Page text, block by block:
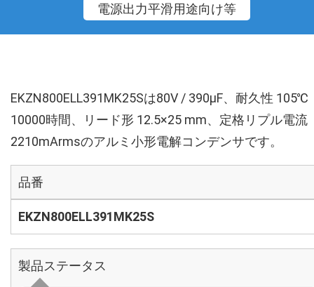
電源出力平滑用途向け等
EKZN800ELL391MK25Sは80V / 390µF、耐久性 105℃
10000時間、リード形 12.5×25 mm、定格リプル電流
2210mArmsのアルミ小形電解コンデンサです。
品番
EKZN800ELL391MK25S
製品ステータス